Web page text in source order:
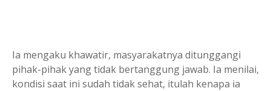
Ia mengaku khawatir, masyarakatnya ditunggangi
pihak-pihak yang tidak bertanggung jawab. Ia menilai,
kondisi saat ini sudah tidak sehat, itulah kenapa ia